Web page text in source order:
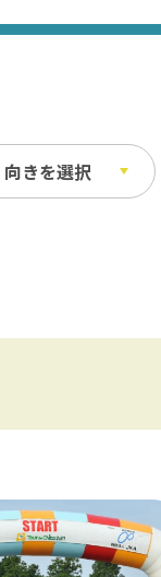
向きを選択
と広場 / 成田山